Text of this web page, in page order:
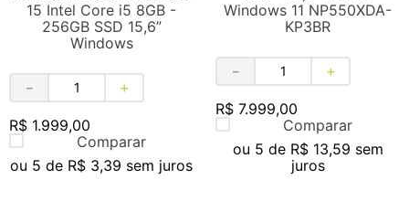
15 Intel Core i5 8GB -
256GB SSD 15,6”
Windows
＋
－
R$ 1.999,00
Comparar
ou 5 de R$ 3,39 sem juros
Windows 11 NP550XDA-
KP3BR
＋
－
R$ 7.999,00
Comparar
ou 5 de R$ 13,59 sem
juros